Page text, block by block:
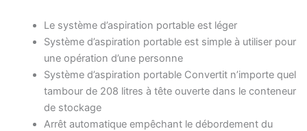
Le système d’aspiration portable est léger
Système d’aspiration portable est simple à utiliser pour
une opération d’une personne
Système d’aspiration portable Convertit n’importe quel
tambour de 208 litres à tête ouverte dans le conteneur
de stockage
Arrêt automatique empêchant le débordement du